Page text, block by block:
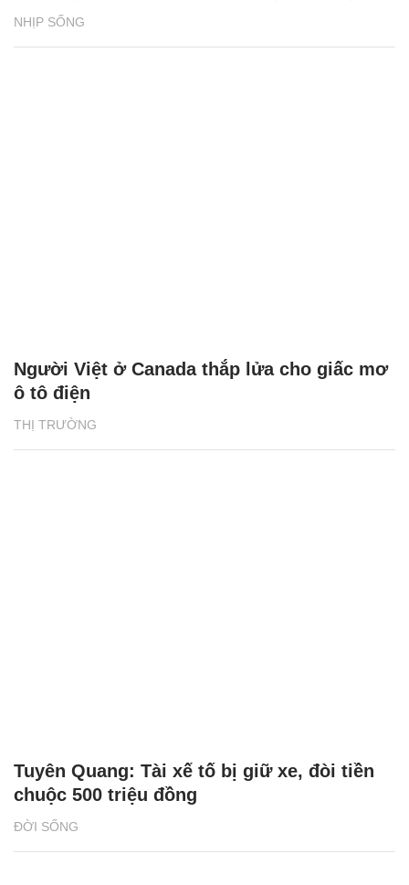
NHỊP SỐNG
THỊ TRƯỜNG
Người Việt ở Canada thắp lửa cho giấc mơ
ô tô điện
ĐỜI SỐNG
Tuyên Quang: Tài xế tố bị giữ xe, đòi tiền
chuộc 500 triệu đồng